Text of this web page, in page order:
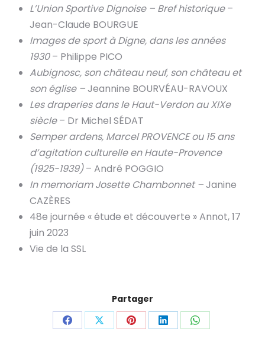
L’Union Sportive Dignoise – Bref historique–
Jean-Claude BOURGUE
Images de sport à Digne, dans les années
1930– Philippe PICO
Aubignosc, son château neuf, son château et
son église –Jeannine BOURVÉAU-RAVOUX
Les draperies dans le Haut-Verdon au XIXe
siècle– Dr Michel SÉDAT
Semper ardens, Marcel PROVENCE ou 15 ans
d’agitation culturelle en Haute-Provence
(1925-1939)– André POGGIO
In memoriam Josette Chambonnet –Janine
CAZÈRES
48e journée « étude et découverte » Annot, 17
juin 2023
Vie de la SSL
Partager
Share Share Share Share Share